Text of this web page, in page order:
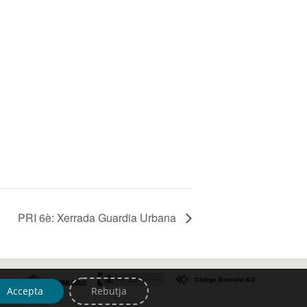
PRI 6è: Xerrada Guardia Urbana
Accepta Rebutja